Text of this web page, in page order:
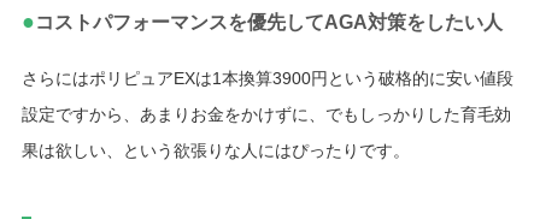
●コストパフォーマンスを優先してAGA対策をしたい人
さらにはポリピュアEXは1本換算3900円という破格的に安い値段
設定ですから、あまりお金をかけずに、でもしっかりした育毛効
果は欲しい、という欲張りな人にはぴったりです。